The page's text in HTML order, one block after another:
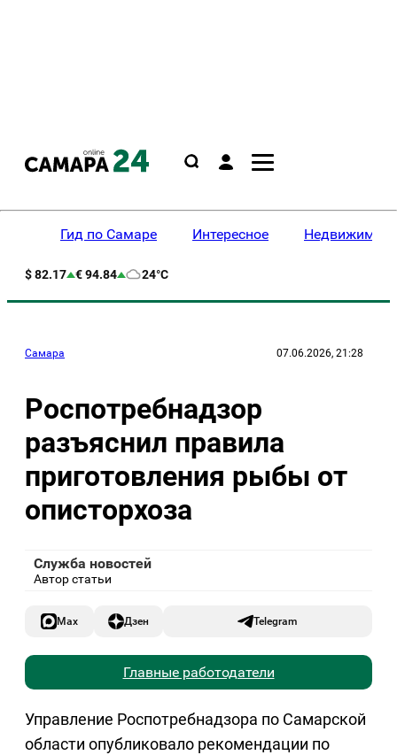
Гид по Самаре Интересное
$ 82.17 € 94.84 24°C
Самара 07.06.2026, 21:28
Роспотребнадзор
разъяснил правила
приготовления рыбы от
описторхоза
Служба новостей
Автор статьи
Max Дзен Telegram
Главные работодатели
Управление Роспотребнадзора по Самарской
области опубликовало рекомендации по